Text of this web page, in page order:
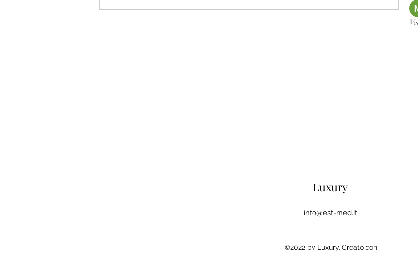
Luxury
info@est-med.it
©2022 by Luxury. Creato con